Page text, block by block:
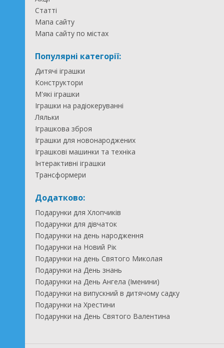
Статті
Мапа сайту
Мапа сайту по містах
Популярні категорії:
Дитячі іграшки
Конструктори
М'які іграшки
Іграшки на радіокеруванні
Ляльки
Іграшкова зброя
Іграшки для новонароджених
Іграшкові машинки та техніка
Інтерактивні іграшки
Трансформери
Додатково:
Подарунки для Хлопчиків
Подарунки для дівчаток
Подарунки на день народження
Подарунки на Новий Рік
Подарунки на день Святого Миколая
Подарунки на День знань
Подарунки на День Ангела (Іменини)
Подарунки на випускний в дитячому садку
Подарунки на Хрестини
Подарунки на День Святого Валентина